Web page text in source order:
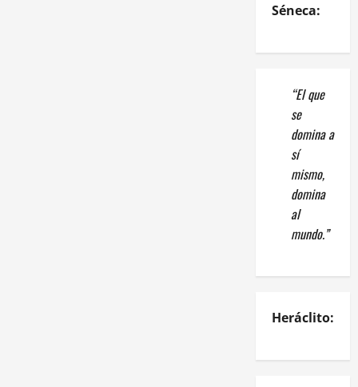
Séneca:
“El que
se
domina a
sí
mismo,
domina
al
mundo.”
Heráclito: